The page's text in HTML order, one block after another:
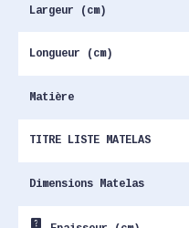
Largeur (cm)
Longueur (cm)
Matière
TITRE LISTE MATELAS
Dimensions Matelas
live_help